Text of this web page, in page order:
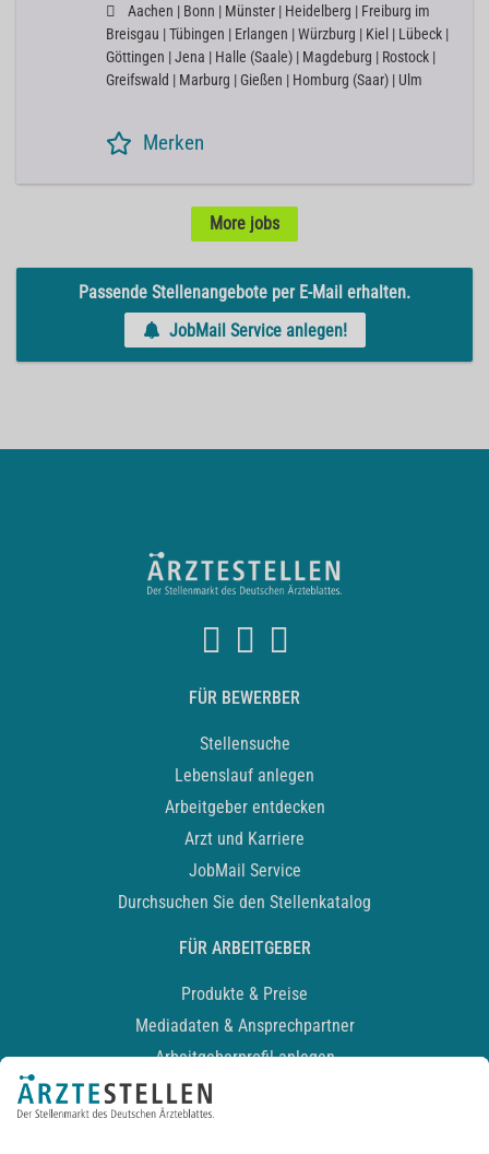
Aachen | Bonn | Münster | Heidelberg | Freiburg im
Breisgau | Tübingen | Erlangen | Würzburg | Kiel | Lübeck |
Göttingen | Jena | Halle (Saale) | Magdeburg | Rostock |
Greifswald | Marburg | Gießen | Homburg (Saar) | Ulm
Merken
More jobs
Passende Stellenangebote per E-Mail erhalten.
JobMail Service anlegen!
FÜR BEWERBER
Stellensuche
Lebenslauf anlegen
Arbeitgeber entdecken
Arzt und Karriere
JobMail Service
Durchsuchen Sie den Stellenkatalog
FÜR ARBEITGEBER
Produkte & Preise
Mediadaten & Ansprechpartner
Arbeitgeberprofil anlegen
Recruiting-Podcast